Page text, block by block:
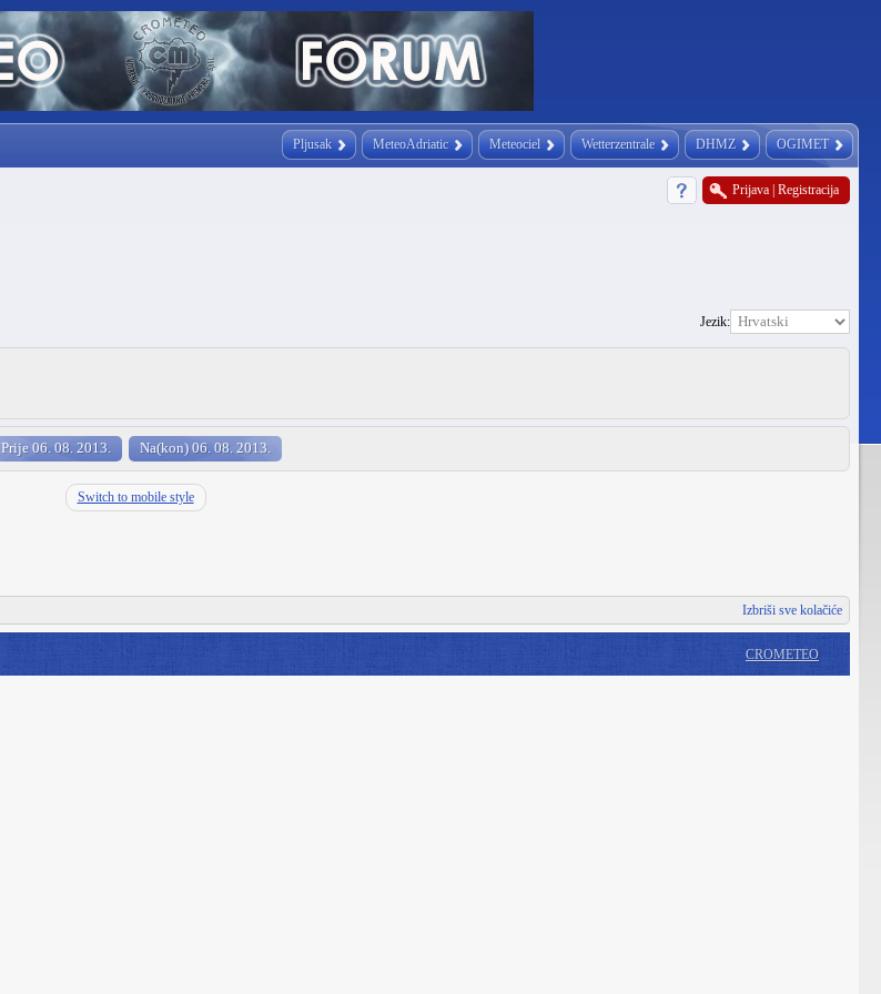
Pljusak MeteoAdriatic Meteociel Wetterzentrale DHMZ OGIMET
Prijava Registracija
Jezik:
Prije 06. 08. 2013. Na(kon) 06. 08. 2013.
Switch to mobile style
Izbriši sve kolačiće
CROMETEO